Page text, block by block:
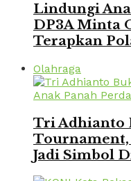
Lindungi
DP3A Minta
Terapkan
Olahraga
Tri Adhianto
Tournament,
Jadi Simbol